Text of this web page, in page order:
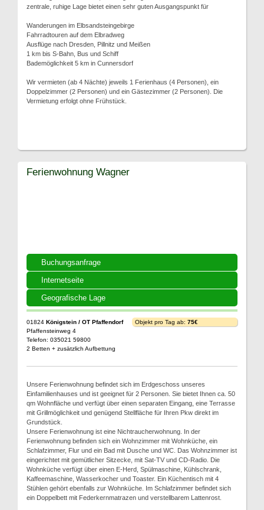
zentrale, ruhige Lage bietet einen sehr guten Ausgangspunkt für
Wanderungen im Elbsandsteingebirge
Fahrradtouren auf dem Elbradweg
Ausflüge nach Dresden, Pillnitz und Meißen
1 km bis S-Bahn, Bus und Schiff
Bademöglichkeit 5 km in Cunnersdorf
Wir vermieten (ab 4 Nächte) jeweils 1 Ferienhaus (4 Personen), ein
Doppelzimmer (2 Personen) und ein Gästezimmer (2 Personen). Die
Vermietung erfolgt ohne Frühstück.
Buchungsanfrage
Internetseite
Geografische Lage
Ferienwohnung Wagner
01824 Königstein / OT Pfaffendorf
Pfaffensteinweg 4
Telefon: 035021 59800
2 Betten + zusätzlich Aufbettung
Objekt pro Tag ab: 75€
Unsere Ferienwohnung befindet sich im Erdgeschoss unseres
Einfamilienhauses und ist geeignet für 2 Personen. Sie bietet Ihnen ca. 50
qm Wohnfläche und verfügt über einen separaten Eingang, eine Terrasse
mit Grillmöglichkeit und genügend Stellfläche für Ihren Pkw direkt im
Grundstück.
Unsere Ferienwohnung ist eine Nichtraucherwohnung. In der
Ferienwohnung befinden sich ein Wohnzimmer mit Wohnküche, ein
Schlafzimmer, Flur und ein Bad mit Dusche und WC. Das Wohnzimmer ist
eingerichtet mit gemütlicher Sitzecke, mit Sat-TV und CD-Radio. Die
Wohnküche verfügt über einen E-Herd, Spülmaschine, Kühlschrank,
Kaffeemaschine, Wasserkocher und Toaster. Ein Küchentisch mit 4
Stühlen gehört ebenfalls zur Wohnküche. Im Schlafzimmer befindet sich
ein Doppelbett mit Federkernmatrazen und verstellbarem Lattenrost.